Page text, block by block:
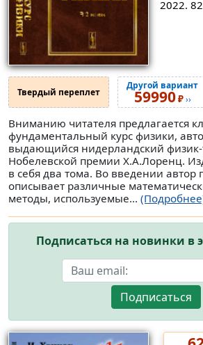
2022.
Твердый переплет
Другой вариант
59990₽››
Вниманию читателя предлагается
фундаментальный курс физики,
выдающийся нидерландский физик-
Нобелевской премии Х.А.Лоренц.
в себя два тома. Во введении автор
описывает различные
методы, используемые...
Подписаться на новинки в
Подписаться